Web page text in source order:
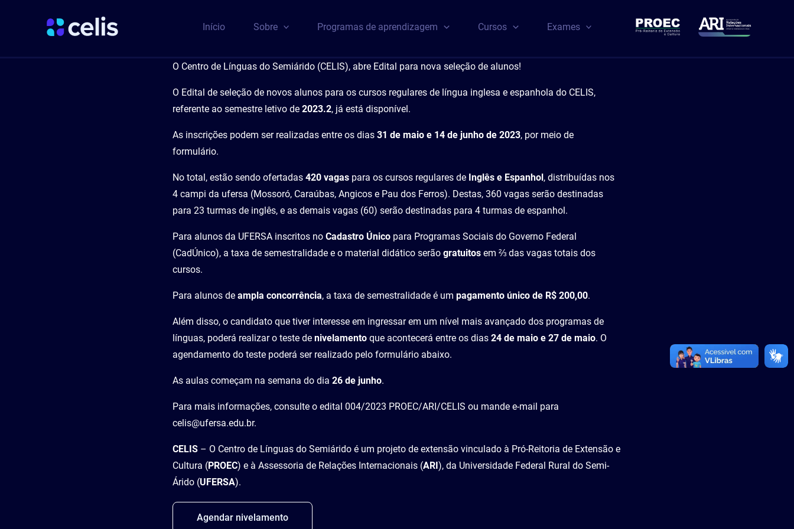
Início Sobre Programas de aprendizagem Cursos Exames
O Centro de Línguas do Semiárido (CELIS), abre Edital para nova seleção de alunos!
O Edital de seleção de novos alunos para os cursos regulares de língua inglesa e espanhola do CELIS,
referente ao semestre letivo de 2023.2, já está disponível.
As inscrições podem ser realizadas entre os dias 31 de maio e 14 de junho de 2023, por meio de
formulário.
No total, estão sendo ofertadas 420 vagas para os cursos regulares de Inglês e Espanhol, distribuídas nos
4 campi da ufersa (Mossoró, Caraúbas, Angicos e Pau dos Ferros). Destas, 360 vagas serão destinadas
para 23 turmas de inglês, e as demais vagas (60) serão destinadas para 4 turmas de espanhol.
Para alunos da UFERSA inscritos no Cadastro Único para Programas Sociais do Governo Federal
(CadÚnico), a taxa de semestralidade e o material didático serão gratuitos em ⅔ das vagas totais dos
cursos.
Para alunos de ampla concorrência, a taxa de semestralidade é um pagamento único de R$ 200,00.
Além disso, o candidato que tiver interesse em ingressar em um nível mais avançado dos programas de
línguas, poderá realizar o teste de nivelamento que acontecerá entre os dias 24 de maio e 27 de maio. O
agendamento do teste poderá ser realizado pelo formulário abaixo.
As aulas começam na semana do dia 26 de junho.
Para mais informações, consulte o edital 004/2023 PROEC/ARI/CELIS ou mande e-mail para
celis@ufersa.edu.br.
CELIS – O Centro de Línguas do Semiárido é um projeto de extensão vinculado à Pró-Reitoria de Extensão e
Cultura (PROEC) e à Assessoria de Relações Internacionais (ARI), da Universidade Federal Rural do Semi-
Árido (UFERSA).
Agendar nivelamento